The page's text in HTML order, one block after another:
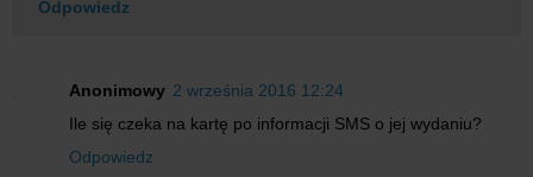
Odpowiedz
Anonimowy 2 września 2016 12:24
Ile się czeka na kartę po informacji SMS o jej wydaniu?
Odpowiedz